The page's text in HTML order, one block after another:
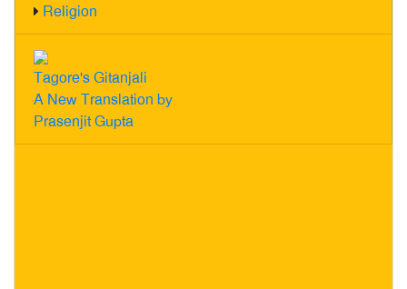
Religion
Tagore's Gitanjali
A New Translation by
Prasenjit Gupta